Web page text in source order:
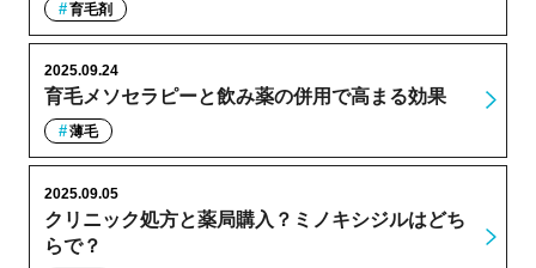
育毛剤
育毛メソセラピーと飲み薬の併用で高まる効果
2025.09.24
薄毛
クリニック処方と薬局購入？ミノキシジルはどち
らで？
2025.09.05